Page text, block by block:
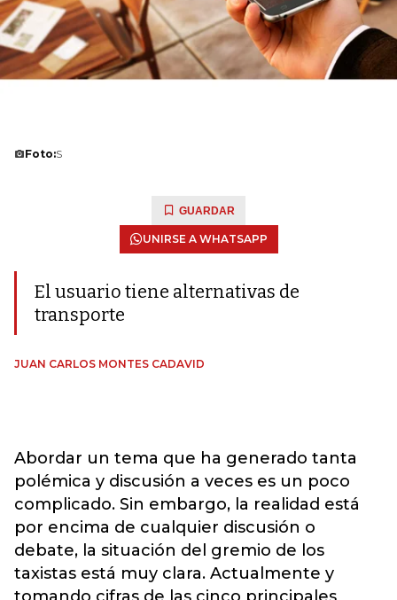
Foto:S
GUARDAR
UNIRSE A WHATSAPP
El usuario tiene alternativas de
transporte
JUAN CARLOS MONTES CADAVID
Abordar un tema que ha generado tanta
polémica y discusión a veces es un poco
complicado. Sin embargo, la realidad está
por encima de cualquier discusión o
debate, la situación del gremio de los
taxistas está muy clara. Actualmente y